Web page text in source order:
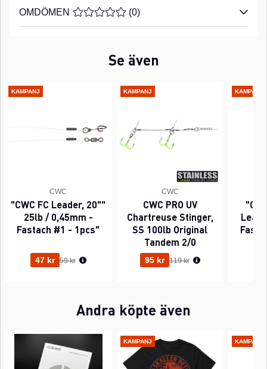
OMDÖMEN MEDELBETYG 0 AV 5 ANTAL BETYG 0
(0)
Se även
KAMPANJ
CWC
"CWC FC Leader, 20""
25lb / 0,45mm -
Fastach #1 - 1pcs"
47 kr Ordinarie pris:
59 kr
KAMPANJ
CWC
CWC PRO UV
Chartreuse Stinger,
SS 100lb Original
Tandem 2/0
95 kr Ordinarie pris:
119 kr
KAMPANJ
Andra köpte även
KAMPANJ KAMPANJ